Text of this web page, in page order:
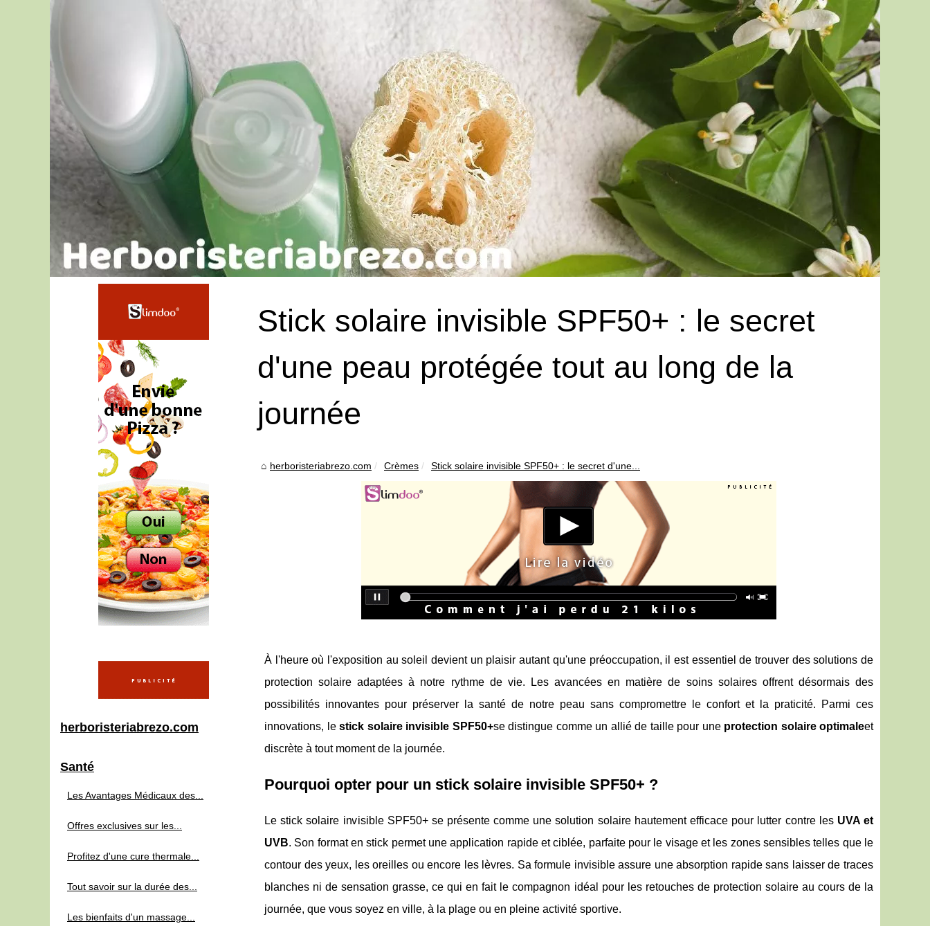
Stick solaire invisible SPF50+ : le secret
d'une peau protégée tout au long de la
journée
herboristeriabrezo.com Crèmes Stick solaire invisible SPF50+ : le secret d'une...
À l'heure où l'exposition au soleil devient un plaisir autant qu'une préoccupation, il est essentiel de trouver des solutions de
protection solaire adaptées à notre rythme de vie. Les avancées en matière de soins solaires offrent désormais des
possibilités innovantes pour préserver la santé de notre peau sans compromettre le confort et la praticité. Parmi ces
innovations, le stick solaire invisible SPF50+se distingue comme un allié de taille pour une protection solaire optimaleet
discrète à tout moment de la journée.
Pourquoi opter pour un stick solaire invisible SPF50+ ?
Le stick solaire invisible SPF50+ se présente comme une solution solaire hautement efficace pour lutter contre les UVA et
UVB. Son format en stick permet une application rapide et ciblée, parfaite pour le visage et les zones sensibles telles que le
contour des yeux, les oreilles ou encore les lèvres. Sa formule invisible assure une absorption rapide sans laisser de traces
blanches ni de sensation grasse, ce qui en fait le compagnon idéal pour les retouches de protection solaire au cours de la
journée, que vous soyez en ville, à la plage ou en pleine activité sportive.
herboristeriabrezo.com
Santé
Les Avantages Médicaux des...
Offres exclusives sur les...
Profitez d'une cure thermale...
Tout savoir sur la durée des...
Les bienfaits d'un massage...